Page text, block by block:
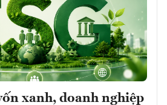
xanh, doanh nghiệp